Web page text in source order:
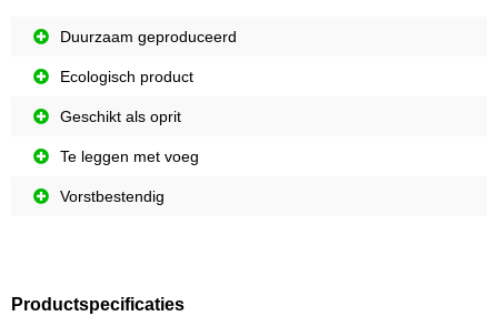
Duurzaam geproduceerd
Ecologisch product
Geschikt als oprit
Te leggen met voeg
Vorstbestendig
Productspecificaties